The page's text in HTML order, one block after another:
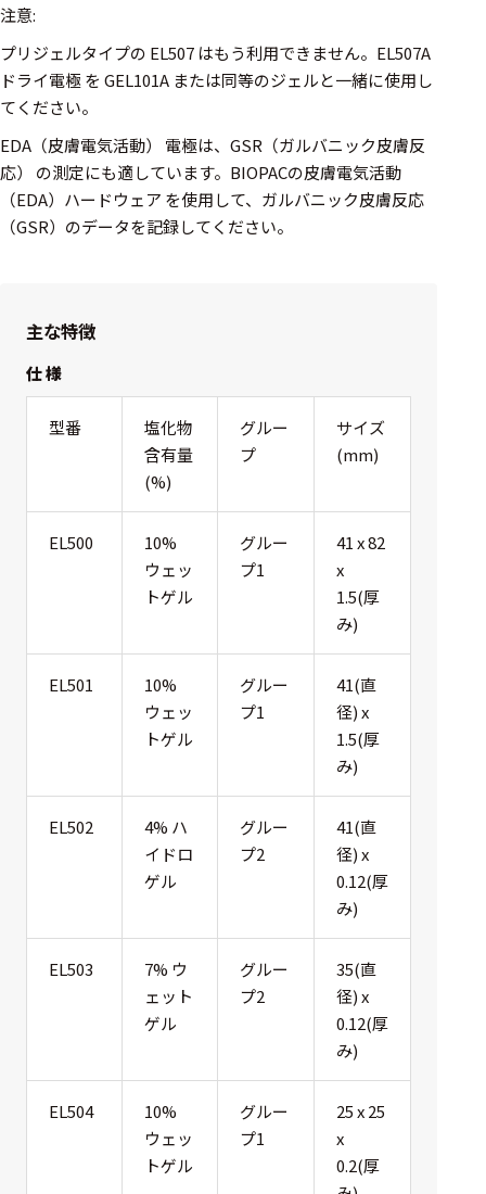
プローブ
計測機器
デューサ
698
件
品
る
注意:
プリジェルタイプの EL507 はもう利用できません。EL507A
ドライ電極 を GEL101A または同等のジェルと一緒に使用し
てください。
EDA（皮膚電気活動） 電極は、GSR（ガルバニック皮膚反
応） の測定にも適しています。BIOPACの皮膚電気活動
（EDA）ハードウェア を使用して、ガルバニック皮膚反応
（GSR）のデータを記録してください。
主な特徴
仕 様
型番
塩化物
含有量
(%)
グルー
プ
サイズ
(mm)
EL500
10%
ウェッ
トゲル
グルー
プ1
41 x 82
x
1.5(厚
み)
EL501
10%
ウェッ
トゲル
グルー
プ1
41(直
径) x
1.5(厚
み)
EL502
4% ハ
イドロ
ゲル
グルー
プ2
41(直
径) x
0.12(厚
み)
EL503
7% ウ
ェット
ゲル
グルー
プ2
35(直
径) x
0.12(厚
み)
EL504
10%
ウェッ
トゲル
グルー
プ1
25 x 25
x
0.2(厚